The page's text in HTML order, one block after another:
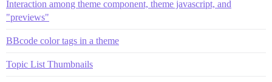
Interaction among theme component, theme javascript, and
"previews"
BBcode color tags in a theme
Topic List Thumbnails